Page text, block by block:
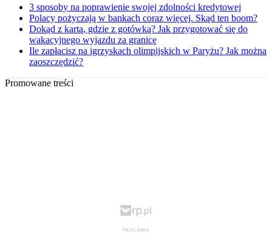
3 sposoby na poprawienie swojej zdolności kredytowej
Polacy pożyczają w bankach coraz więcej. Skąd ten boom?
Dokąd z kartą, gdzie z gotówką? Jak przygotować się do
wakacyjnego wyjazdu za granicę
Ile zapłacisz na igrzyskach olimpijskich w Paryżu? Jak można
zaoszczędzić?
Promowane treści